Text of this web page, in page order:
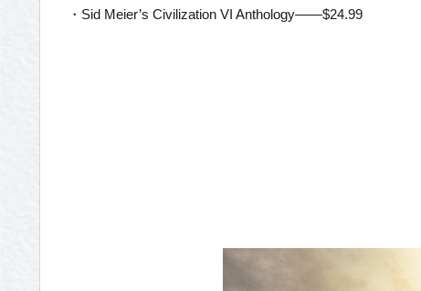
・Sid Meier’s Civilization VI Anthology——$24.99